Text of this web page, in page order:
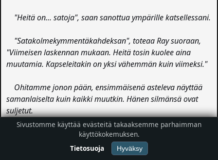
"Heitä on... satoja", saan sanottua ympärille katsellessani.
"Satakolmekymmentäkahdeksan", toteaa Ray suoraan,
"Viimeisen laskennan mukaan. Heitä tosin kuolee aina
muutamia. Kapseleitakin on yksi vähemmän kuin viimeksi."
Ohitamme jonon pään, ensimmäisenä asteleva näyttää
samanlaiselta kuin kaikki muutkin. Hänen silmänsä ovat
suljetut.
"Lähdetään", Ray toteaa ja lisää nopeutta, "Näitä ehtii
nähdä vielä aivan tarpeeksi."
Sivustomme käyttää evästeitä takaaksemme parhaimman
käyttökokemuksen.
Tietosuoja
Hyväksy